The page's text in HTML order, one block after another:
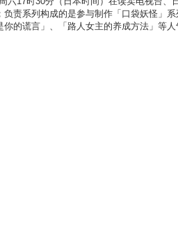
责系列构成的是参与制作「口袋妖怪」
的谎言」、「路人女主的养成方法」等人